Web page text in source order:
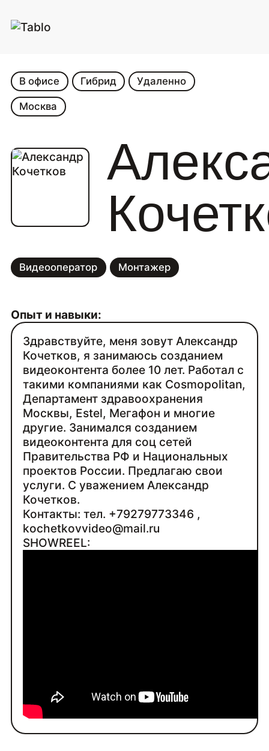
Видеооператор Монтажер
В офисе Гибрид Удаленно
Москва
Опыт и навыки:
Здравствуйте, меня зовут Александр
Кочетков, я занимаюсь созданием
видеоконтента более 10 лет. Работал с
такими компаниями как Cosmopolitan,
Департамент здравоохранения
Москвы, Estel, Мегафон и многие
другие. Занимался созданием
видеоконтента для соц сетей
Правительства РФ и Национальных
проектов России. Предлагаю свои
услуги. С уважением Александр
Кочетков.
Контакты: тел. +79279773346 ,
kochetkovvideo@mail.ru
SHOWREEL: